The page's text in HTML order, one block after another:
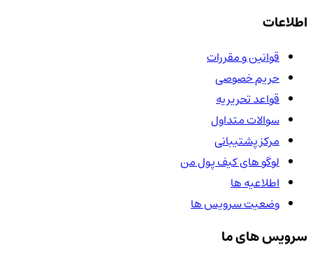
اطلاعات
قوانین و مقررات
حریم خصوصی
قواعد تحریریه
سوالات متداول
مرکز پشتیبانی
لوگو های کیف پول من
اطلاعیه ها
وضعیت سرویس ها
سرویس های ما